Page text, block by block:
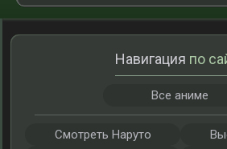
Навигация по
Все аниме
Смотреть Наруто